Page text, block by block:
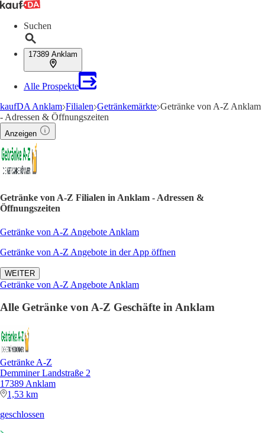
Suchen
17389 Anklam
Alle Prospekte
kaufDA Anklam Filialen Getränkemärkte Getränke von A-Z Anklam
- Adressen & Öffnungszeiten
Anzeigen
Getränke von A-Z Filialen in Anklam - Adressen &
Öffnungszeiten
Getränke von A-Z Angebote Anklam
Getränke von A-Z Angebote in der App öffnen
WEITER
Getränke von A-Z Angebote Anklam
Alle Getränke von A-Z Geschäfte in Anklam
Getränke A-Z
Demminer Landstraße 2
17389 Anklam
1,53 km
geschlossen